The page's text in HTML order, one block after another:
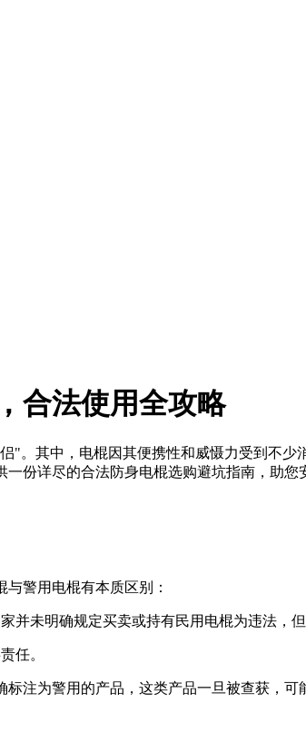
合法使用全攻略
。其中，电棍因其便携性和威慑力受到不少
份详尽的合法防身电棍选购避坑指南，助您
警用电棍有本质区别：
并未明确规定买卖或持有民用电棍为违法，
任。
注为警用的产品，这类产品一旦被查获，